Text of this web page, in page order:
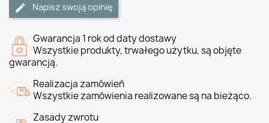
Napisz swoją opinię
Gwarancja 1 rok od daty dostawy
Wszystkie produkty, trwałego użytku, są objęte
gwarancją.
Realizacja zamówień
Wszystkie zamówienia realizowane są na bieżąco.
Zasady zwrotu